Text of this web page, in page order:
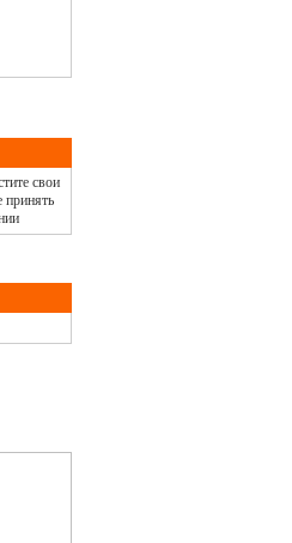
свои
принять